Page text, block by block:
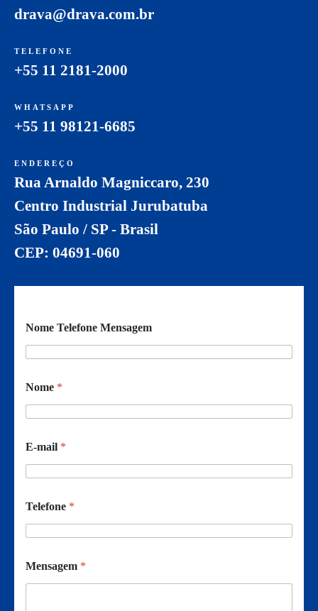
drava@drava.com.br
TELEFONE
+55 11 2181-2000
WHATSAPP
+55 11 98121-6685
ENDEREÇO
Rua Arnaldo Magniccaro, 230
Centro Industrial Jurubatuba
São Paulo / SP - Brasil
CEP: 04691-060
Nome Telefone Mensagem
Nome *
E-mail *
Telefone *
Mensagem *